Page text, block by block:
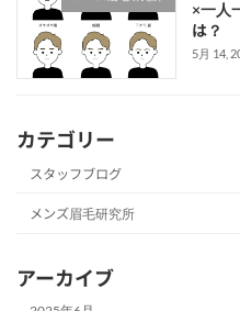
×一人
は？
5月 14,
カテゴリー
スタッフブログ
メンズ眉毛研究所
アーカイブ